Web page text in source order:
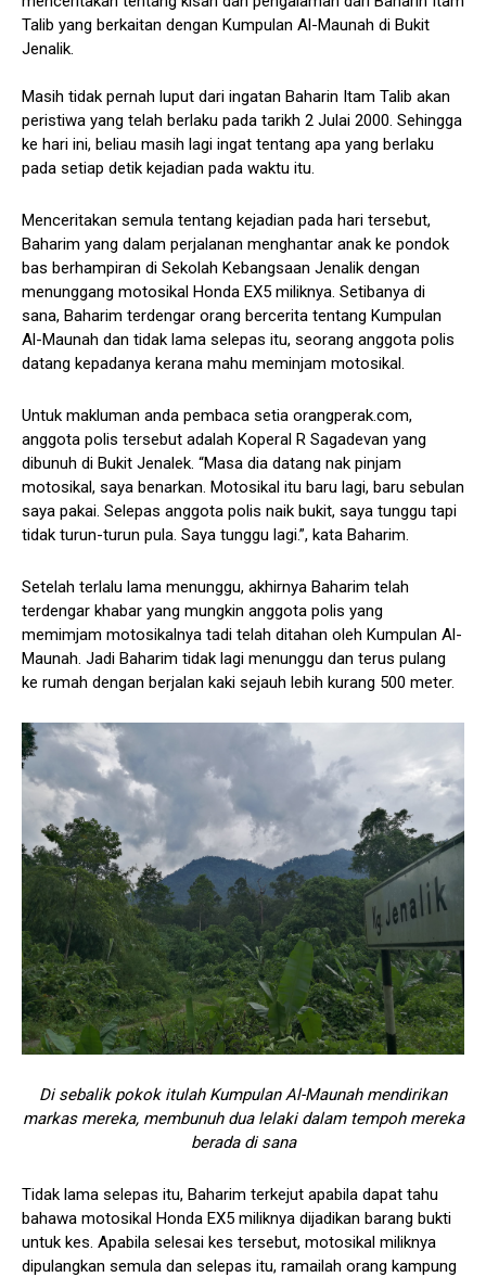
Talib yang berkaitan dengan Kumpulan Al-Maunah di Bukit
Jenalik.
Masih tidak pernah luput dari ingatan Baharin Itam Talib akan
peristiwa yang telah berlaku pada tarikh 2 Julai 2000. Sehingga
ke hari ini, beliau masih lagi ingat tentang apa yang berlaku
pada setiap detik kejadian pada waktu itu.
Menceritakan semula tentang kejadian pada hari tersebut,
Baharim yang dalam perjalanan menghantar anak ke pondok
bas berhampiran di Sekolah Kebangsaan Jenalik dengan
menunggang motosikal Honda EX5 miliknya. Setibanya di
sana, Baharim terdengar orang bercerita tentang Kumpulan
Al-Maunah dan tidak lama selepas itu, seorang anggota polis
datang kepadanya kerana mahu meminjam motosikal.
Untuk makluman anda pembaca setia orangperak.com,
anggota polis tersebut adalah Koperal R Sagadevan yang
dibunuh di Bukit Jenalek. “Masa dia datang nak pinjam
motosikal, saya benarkan. Motosikal itu baru lagi, baru sebulan
saya pakai. Selepas anggota polis naik bukit, saya tunggu tapi
tidak turun-turun pula. Saya tunggu lagi.”, kata Baharim.
Setelah terlalu lama menunggu, akhirnya Baharim telah
terdengar khabar yang mungkin anggota polis yang
memimjam motosikalnya tadi telah ditahan oleh Kumpulan Al-
Maunah. Jadi Baharim tidak lagi menunggu dan terus pulang
ke rumah dengan berjalan kaki sejauh lebih kurang 500 meter.
Di sebalik pokok itulah Kumpulan Al-Maunah mendirikan
markas mereka, membunuh dua lelaki dalam tempoh mereka
berada di sana
Tidak lama selepas itu, Baharim terkejut apabila dapat tahu
bahawa motosikal Honda EX5 miliknya dijadikan barang bukti
untuk kes. Apabila selesai kes tersebut, motosikal miliknya
dipulangkan semula dan selepas itu, ramailah orang kampung